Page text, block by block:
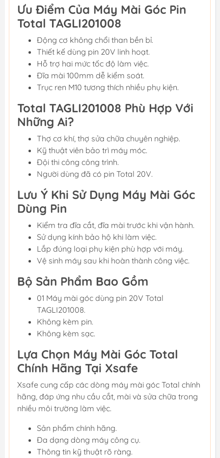
Ưu Điểm Của Máy Mài Góc Pin
Total TAGLI201008
Động cơ không chổi than bền bỉ.
Thiết kế dùng pin 20V linh hoạt.
Hỗ trợ hai mức tốc độ làm việc.
Đĩa mài 100mm dễ kiểm soát.
Trục ren M10 tương thích nhiều phụ kiện.
Total TAGLI201008 Phù Hợp Với
Những Ai?
Thợ cơ khí, thợ sửa chữa chuyên nghiệp.
Kỹ thuật viên bảo trì máy móc.
Đội thi công công trình.
Người dùng đã có pin Total 20V.
Lưu Ý Khi Sử Dụng Máy Mài Góc
Dùng Pin
Kiểm tra đĩa cắt, đĩa mài trước khi vận hành.
Sử dụng kính bảo hộ khi làm việc.
Lắp đúng loại phụ kiện phù hợp với máy.
Vệ sinh máy sau khi hoàn thành công việc.
Bộ Sản Phẩm Bao Gồm
01 Máy mài góc dùng pin 20V Total
TAGLI201008.
Không kèm pin.
Không kèm sạc.
Lựa Chọn Máy Mài Góc Total
Chính Hãng Tại Xsafe
Xsafe cung cấp các dòng máy mài góc Total chính
hãng, đáp ứng nhu cầu cắt, mài và sửa chữa trong
nhiều môi trường làm việc.
Sản phẩm chính hãng.
Đa dạng dòng máy công cụ.
Thông tin kỹ thuật rõ ràng.